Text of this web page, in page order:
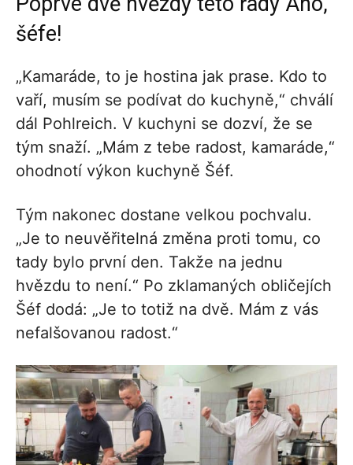
šéfe!
„Kamaráde, to je hostina jak prase. Kdo to
vaří, musím se podívat do kuchyně,“ chválí
dál Pohlreich. V kuchyni se dozví, že se
tým snaží. „Mám z tebe radost, kamaráde,“
ohodnotí výkon kuchyně Šéf.
Tým nakonec dostane velkou pochvalu.
„Je to neuvěřitelná změna proti tomu, co
tady bylo první den. Takže na jednu
hvězdu to není.“ Po zklamaných obličejích
Šéf dodá: „Je to totiž na dvě. Mám z vás
nefalšovanou radost.“